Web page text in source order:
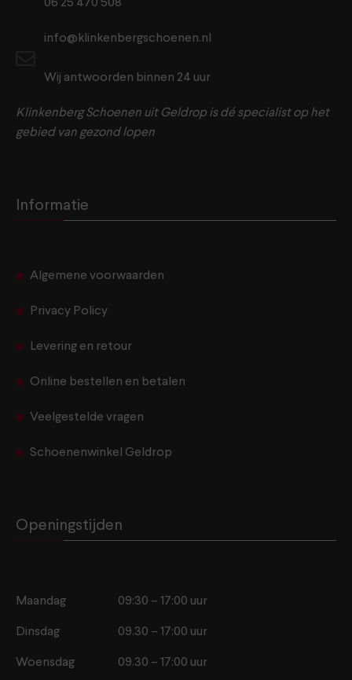
06 25 470 508
info@klinkenbergschoenen.nl
Wij antwoorden binnen 24 uur
Klinkenberg Schoenen uit Geldrop is dé specialist op het
gebied van gezond lopen
Informatie
Algemene voorwaarden
Privacy Policy
Levering en retour
Online bestellen en betalen
Veelgestelde vragen
Schoenenwinkel Geldrop
Openingstijden
Maandag 09:30 – 17:00 uur
Dinsdag 09.30 – 17:00 uur
Woensdag 09.30 – 17:00 uur